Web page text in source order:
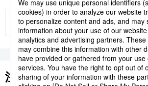
もっと見る
注目のキーワード